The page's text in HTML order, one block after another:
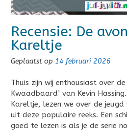
Recensie: De
Kareltje
Geplaatst op 14 februari 2026
Thuis zijn wij enthousiast over de
Kwaadbaard’ van Kevin
Kareltje, lezen we over de
uit deze populaire reeks. Een
goed te lezen is als je de serie